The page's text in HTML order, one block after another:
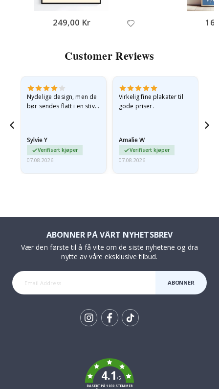
249,00 Kr
Customer Reviews
Nydelige design, men de
bør sendes flatt i en stiv
Sylvie Y
Verifisert kjøper
07.08.2026
Virkelig fine plakater til
gode priser.
Amalie W
Verifisert kjøper
07.08.2026
ABONNER PÅ VÅRT NYHETSBREV
Vær den første til å få vite om de siste nyhetene og dra
nytte av våre eksklusive tilbud.
ABONNER
4.1/5
BASERT PÅ 1030 STEMMER